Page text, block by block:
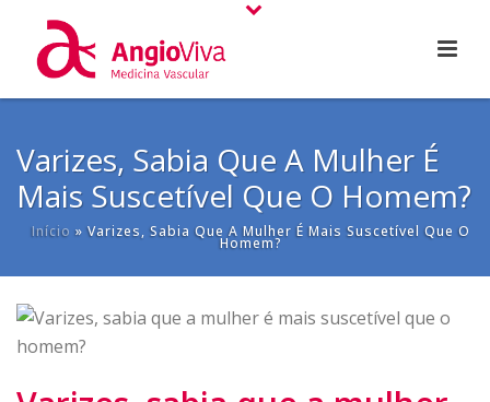
Varizes, Sabia Que A Mulher É
Mais Suscetível Que O Homem?
Início »Varizes, Sabia Que A Mulher É Mais Suscetível Que O
Homem?